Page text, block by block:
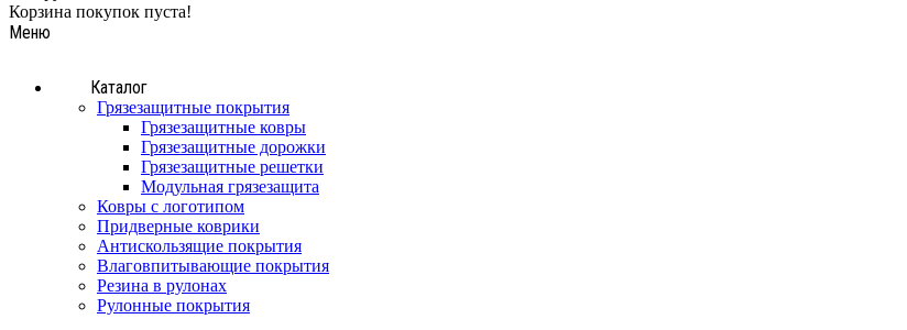
Корзина покупок пуста!
Меню
Каталог
Грязезащитные покрытия
Грязезащитные ковры
Грязезащитные дорожки
Грязезащитные решетки
Модульная грязезащита
Ковры с логотипом
Придверные коврики
Антискользящие покрытия
Влаговпитывающие покрытия
Резина в рулонах
Рулонные покрытия